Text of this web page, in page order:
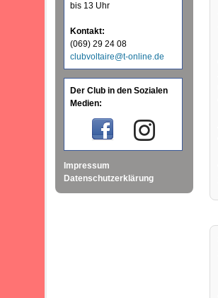
bis 13 Uhr
Kontakt:
(069) 29 24 08
clubvoltaire@t-online.de
Der Club in den Sozialen
Medien:
Impressum
Datenschutzerklärung